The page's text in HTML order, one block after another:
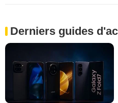
Derniers guides